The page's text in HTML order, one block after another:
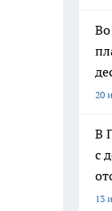
20
В
с
13